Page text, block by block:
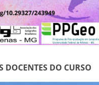
DOCENTES DO CURSO